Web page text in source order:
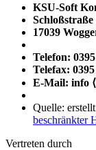
KSU-Soft
Schloßstraße
17039
Telefon:
Telefax:
E-Mail: info
Quelle:
beschränkter
Vertreten durch